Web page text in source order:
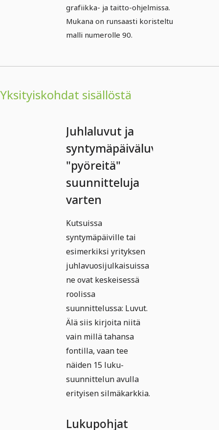
grafiikka- ja taitto-ohjelmissa.
Mukana on runsaasti koristeltu
malli numerolle 90.
Yksityiskohdat sisällöstä
Juhlaluvut ja
syntymäpäiväluvut
"pyöreitä"
suunnitteluja
varten
Kutsuissa
syntymäpäiville tai
esimerkiksi yrityksen
juhlavuosijulkaisuissa
ne ovat keskeisessä
roolissa
suunnittelussa: Luvut.
Älä siis kirjoita niitä
vain millä tahansa
fontilla, vaan tee
näiden 15 luku-
suunnittelun avulla
erityisen silmäkarkkia.
Lukupohjat